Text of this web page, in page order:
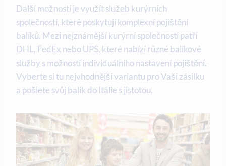
Další možností je využít služeb kurýrních
společností, které poskytují komplexní pojištění
balíků. Mezi nejznámější kurýrní společnosti patří
DHL, FedEx nebo UPS, které nabízí různé balíkové
služby s možností individuálního nastavení pojištění.
Vyberte si tu nejvhodnější variantu pro Vaši zásilku
a pošlete svůj balík do Itálie s jistotou.